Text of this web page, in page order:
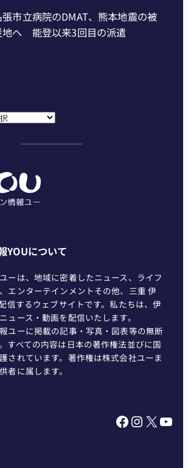
YOUについて
ーは、地域に密着したニュース、ライフ
エンターテインメントその他、三重 伊
信するウェブサイトです。私たちは、伊
ュース・動画を配信いたします。
ユーに掲載の記事・写真・図表等の無断
すべての内容は日本の著作権法並びに国
されています。著作権は株式会社ユーま
者に属します。
Facebook InstagramX YouTube